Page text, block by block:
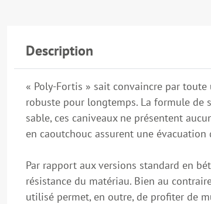
Description
« Poly-Fortis » sait convaincre par
robuste pour longtemps. La formule de
sable, ces caniveaux ne présentent
en caoutchouc assurent une
Par rapport aux versions standard en
résistance du matériau. Bien au
utilisé permet, en outre, de profiter de